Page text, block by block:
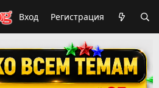
Вход Регистрация